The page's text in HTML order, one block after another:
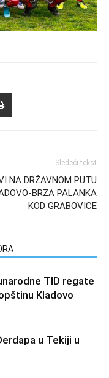
Sledeći tekst
NA DRŽAVNOM PUTU
BRZA PALANKA
KOD GRABOVICE
TID regate
Kladovo
u Tekiji u